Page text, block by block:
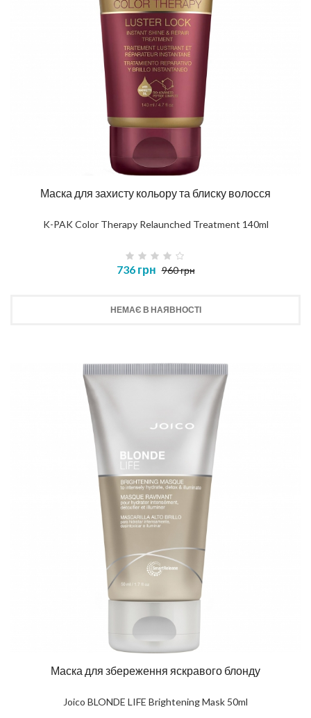
Маска для захисту кольору та блиску волосся
K-PAK Color Therapy Relaunched Treatment 140ml
736 грн 960 грн
НЕМАЄ В НАЯВНОСТІ
Маска для збереження яскравого блонду
Joico BLONDE LIFE Brightening Mask 50ml